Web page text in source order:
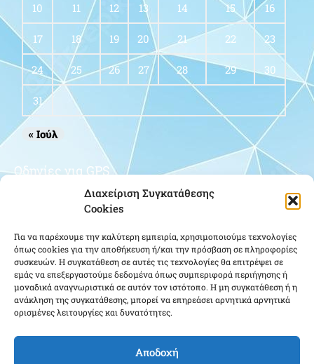
Διαχείριση Συγκατάθεσης
Cookies
Για να παρέχουμε την καλύτερη εμπειρία, χρησιμοποιούμε τεχνολογίες
όπως cookies για την αποθήκευση ή/και την πρόσβαση σε πληροφορίες
συσκευών. Η συγκατάθεση σε αυτές τις τεχνολογίες θα επιτρέψει σε
εμάς να επεξεργαστούμε δεδομένα όπως συμπεριφορά περιήγησης ή
μοναδικά αναγνωριστικά σε αυτόν τον ιστότοπο. Η μη συγκατάθεση ή η
ανάκληση της συγκατάθεσης, μπορεί να επηρεάσει αρνητικά αρνητικά
ορισμένες λειτουργίες και δυνατότητες.
Αποδοχή
10 11 12 13 14 15 16
17 18 19 20 21 22 23
24 25 26 27 28 29 30
31
« Ιούλ
Οδηγίες για GPS
Κάντε κλικ για να αποδεχτείτε cookies
εμπορικής προώθησης και να